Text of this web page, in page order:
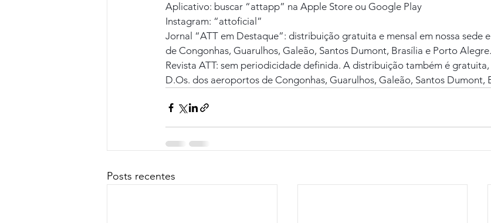
Aplicativo: buscar “attapp” na Apple Store ou Google Play
Instagram: “attoficial”
Jornal “ATT em Destaque”: distribuição gratuita e mensal em nossa sede
de Congonhas, Guarulhos, Galeão, Santos Dumont, Brasília e Porto Alegre.
Revista ATT: sem periodicidade definida. A distribuição também é
D.Os. dos aeroportos de Congonhas, Guarulhos, Galeão, Santos Dumont,
Posts recentes